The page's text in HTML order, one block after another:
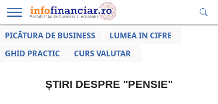
EDUCAȚIE
LA ZI
AFACERILOR
PICĂTURA DE BUSINESS
LUMEA IN CIFRE
GHID PRACTIC
CURS VALUTAR
ȘTIRI DESPRE "PENSIE"